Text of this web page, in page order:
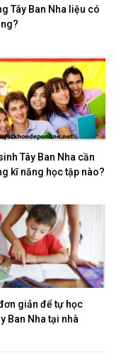
Tây Ban Nha liệu có
Tây Ban Nha cần
kĩ năng học tập nào?
giản để tự học
Ban Nha tại nhà